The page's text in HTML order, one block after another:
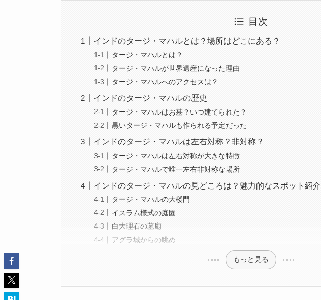
目次
インドのタージ・マハルとは？場所はどこにある？
タージ・マハルとは？
タージ・マハルが世界遺産になった理由
タージ・マハルへのアクセスは？
インドのタージ・マハルの歴史
タージ・マハルはお墓？いつ建てられた？
黒いタージ・マハルも作られる予定だった
インドのタージ・マハルは左右対称？非対称？
タージ・マハルは左右対称が大きな特徴
タージ・マハルで唯一左右非対称な場所
インドのタージ・マハルの見どころは？魅力的なスポット紹介
タージ・マハルの大楼門
イスラム様式の庭園
白大理石の墓廟
アグラ城からの眺め
もっと見る